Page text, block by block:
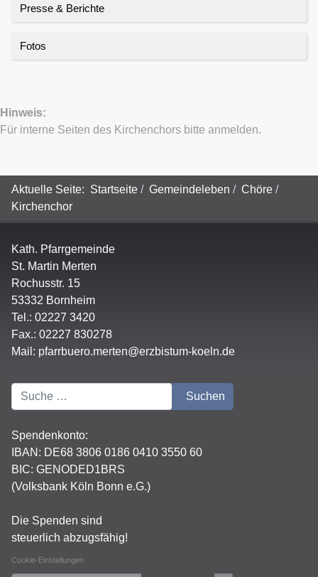
Presse & Berichte
Fotos
Hinweis:
Für interne Seiten des Kirchenchors bitte anmelden.
Aktuelle Seite: Startseite Gemeindeleben
Chöre
Kirchenchor
Kath. Pfarrgemeinde
St. Martin Merten
Rochusstr. 15
53332 Bornheim
Tel.: 02227 3420
Fax.: 02227 830278
Mail: pfarrbuero.merten@erzbistum-koeln.de
Suchen Suchen
Spendenkonto:
IBAN: DE68 3806 0186 0410 3550 60
BIC: GENODED1BRS
(Volksbank Köln Bonn e.G.)
Die Spenden sind
steuerlich abzugsfähig!
Cookie-Einstellungen